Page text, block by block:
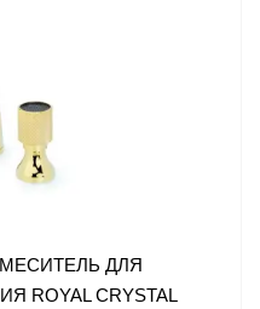
СМЕСИТЕЛЬ ДЛЯ
ROYAL CRYSTAL